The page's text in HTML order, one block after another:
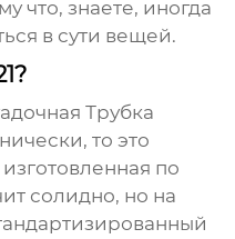
что, знаете, иногда
в сути вещей.
Трубка
то это
по
солидно, но на